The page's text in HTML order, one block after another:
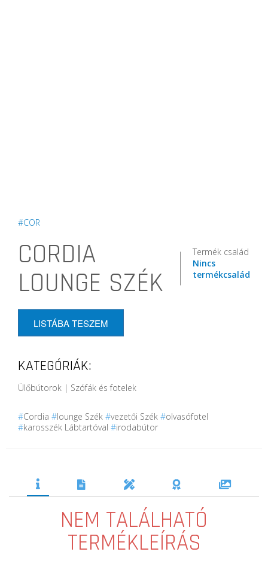
#COR
CORDIA
LOUNGE SZÉK
Termék család
Nincs
termékcsalád
LISTÁBA TESZEM
KATEGÓRIÁK:
Ülőbútorok | Szófák és fotelek
#Cordia #lounge Szék #vezetői Szék #olvasófotel
#karosszék Lábtartóval #irodabútor
NEM TALÁLHATÓ
TERMÉKLEÍRÁS